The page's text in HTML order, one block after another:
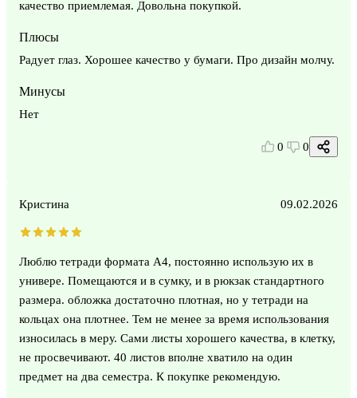
качество приемлемая. Довольна покупкой.
Плюсы
Радует глаз. Хорошее качество у бумаги. Про дизайн молчу.
Минусы
Нет
0 0
Кристина 09.02.2026
Люблю тетради формата А4, постоянно использую их в
универе. Помещаются и в сумку, и в рюкзак стандартного
размера. обложка достаточно плотная, но у тетради на
кольцах она плотнее. Тем не менее за время использования
износилась в меру. Сами листы хорошего качества, в клетку,
не просвечивают. 40 листов вполне хватило на один
предмет на два семестра. К покупке рекомендую.